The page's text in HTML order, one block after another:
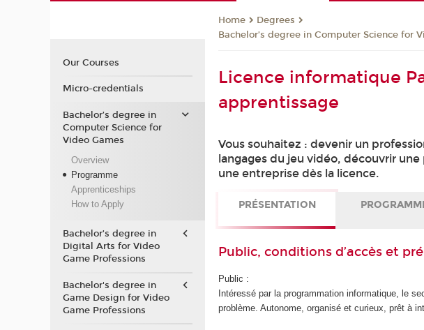
Home
Degrees
Bachelor’s degree in Computer Science for
Licence informatique
apprentissage
Vous souhaitez : devenir un
langages du jeu vidéo, découvrir
une entreprise dès la licence.
PRÉSENTATION
Public, conditions d’accès et
Public :
Intéressé par la programmation informatique, le
problème. Autonome, organisé et curieux, prêt à
Our Courses
Micro-credentials
Bachelor’s degree in
Computer Science for
Video Games
Overview
Programme
Apprenticeships
How to Apply
Bachelor’s degree in
Digital Arts for Video
Game Professions
Bachelor's degree in
Game Design for Video
Game Professions